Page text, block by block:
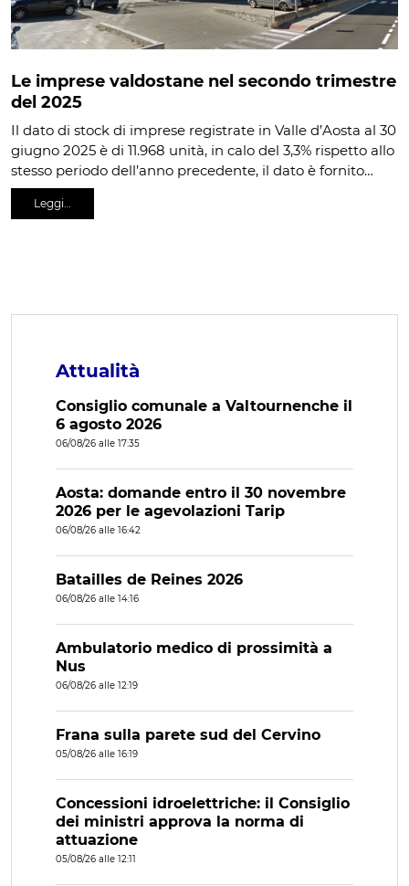
Le imprese valdostane nel secondo trimestre
del 2025
Il dato di stock di imprese registrate in Valle d’Aosta al 30
giugno 2025 è di 11.968 unità, in calo del 3,3% rispetto allo
stesso periodo dell’anno precedente, il dato è fornito…
Leggi…
Attualità
Consiglio comunale a Valtournenche il
6 agosto 2026
06/08/26 alle 17:35
Aosta: domande entro il 30 novembre
2026 per le agevolazioni Tarip
06/08/26 alle 16:42
Batailles de Reines 2026
06/08/26 alle 14:16
Ambulatorio medico di prossimità a
Nus
06/08/26 alle 12:19
Frana sulla parete sud del Cervino
05/08/26 alle 16:19
Concessioni idroelettriche: il Consiglio
dei ministri approva la norma di
attuazione
05/08/26 alle 12:11